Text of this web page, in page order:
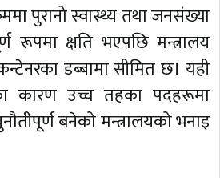
पुरानो स्वास्थ्य तथा जनसंख्या
रूपमा क्षति भएपछि मन्त्रालय
डब्बामा सीमित छ। यही
कारण उच्च तहका पदहरूमा
बनेको मन्त्रालयको भनाइ